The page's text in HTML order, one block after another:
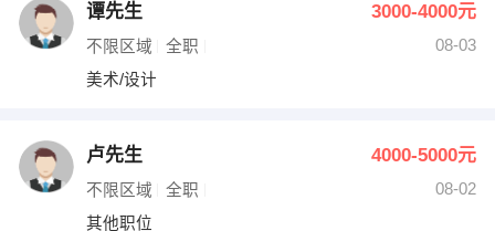
谭先生 3000-4000元
不限区域 全职
08-03
美术/设计
卢先生 4000-5000元
不限区域 全职
08-02
其他职位